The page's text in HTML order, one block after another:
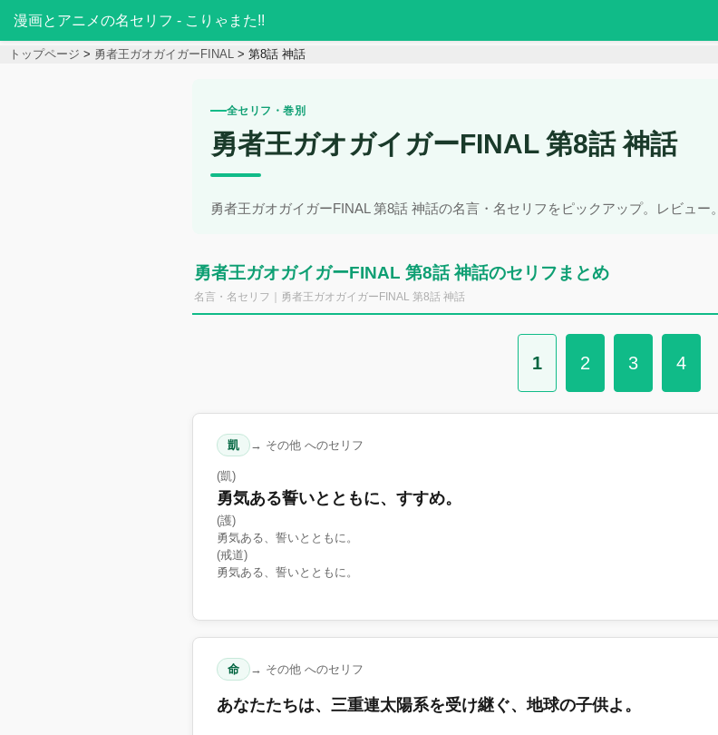
漫画とアニメの名セリフ - こりゃまた!!
トップページ 勇者王ガオガイガーFINAL 第8話 神話
全セリフ・巻別
勇者王ガオガイガーFINAL 第8話 神話
勇者王ガオガイガーFINAL 第8話 神話の名言・名セリフをピックアップ。レビュー。
勇者王ガオガイガーFINAL 第8話 神話のセリフまとめ
名言・名セリフ｜勇者王ガオガイガーFINAL 第8話 神話
1 2 3 4
凱 → その他 へのセリフ
(凱)
勇気ある誓いとともに、すすめ。
(護)
勇気ある、誓いとともに。
(戒道)
勇気ある、誓いとともに。
命 → その他 へのセリフ
あなたたちは、三重連太陽系を受け継ぐ、地球の子供よ。